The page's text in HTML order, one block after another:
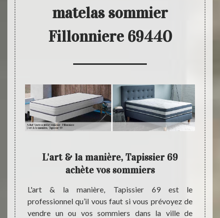
matelas sommier
Fillonniere 69440
L'art & la manière, Tapissier 69
achète vos sommiers
L'art & la manière, Tapissier 69 est le
professionnel qu’il vous faut si vous prévoyez de
vendre un ou vos sommiers dans la ville de